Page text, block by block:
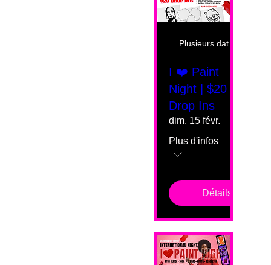
Plusieurs dates
I ❤️ Paint
Night | $20
Drop Ins
dim. 15 févr.
Plus d'infos
Détails